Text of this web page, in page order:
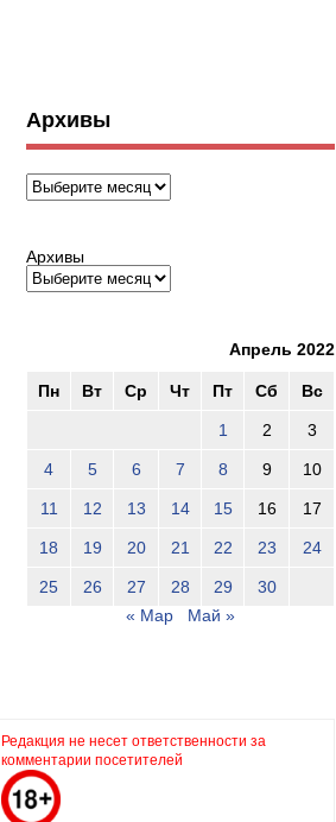
Архивы
Архивы
Архивы
Апрель 2022
Пн Вт Ср Чт Пт Сб Вс
1 2 3
4 5 6 7 8 9 10
11 12 13 14 15 16 17
18 19 20 21 22 23 24
25 26 27 28 29
30
« Мар
Май »
Редакция не несет ответственности за
комментарии посетителей